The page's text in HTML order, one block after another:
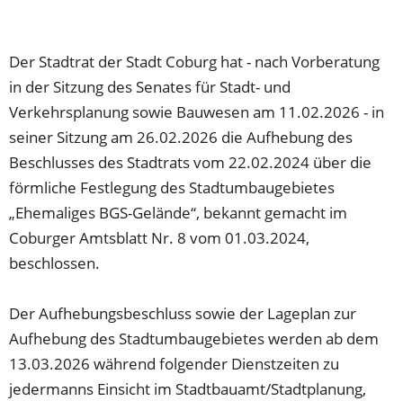
Der Stadtrat der Stadt Coburg hat - nach Vorberatung
in der Sitzung des Senates für Stadt- und
Verkehrsplanung sowie Bauwesen am 11.02.2026 - in
seiner Sitzung am 26.02.2026 die Aufhebung des
Beschlusses des Stadtrats vom 22.02.2024 über die
förmliche Festlegung des Stadtumbaugebietes
„Ehemaliges BGS-Gelände“, bekannt gemacht im
Coburger Amtsblatt Nr. 8 vom 01.03.2024,
beschlossen.
Der Aufhebungsbeschluss sowie der Lageplan zur
Aufhebung des Stadtumbaugebietes werden ab dem
13.03.2026 während folgender Dienstzeiten zu
jedermanns Einsicht im Stadtbauamt/Stadtplanung,